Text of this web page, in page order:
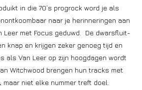
in die 70’s progrock word je als
naar je herinneringen aan
Leer met Focus geduwd. De dwarsfluit-
knap en krijgen zeker genoeg tijd en
als Van Leer op zijn hoogdagen wordt
Witchwood brengen hun tracks met
maar niet elke nummer treft doel.